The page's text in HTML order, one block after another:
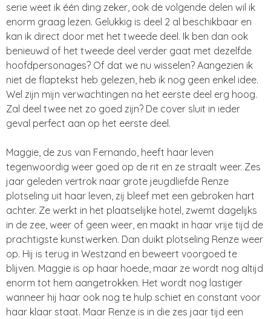
serie weet ik één ding zeker, ook de volgende delen wil ik
enorm graag lezen. Gelukkig is deel 2 al beschikbaar en
kan ik direct door met het tweede deel. Ik ben dan ook
benieuwd of het tweede deel verder gaat met dezelfde
hoofdpersonages? Of dat we nu wisselen? Aangezien ik
niet de flaptekst heb gelezen, heb ik nog geen enkel idee.
Wel zijn mijn verwachtingen na het eerste deel erg hoog.
Zal deel twee net zo goed zijn? De cover sluit in ieder
geval perfect aan op het eerste deel.
Maggie, de zus van Fernando, heeft haar leven
tegenwoordig weer goed op de rit en ze straalt weer. Zes
jaar geleden vertrok naar grote jeugdliefde Renze
plotseling uit haar leven, zij bleef met een gebroken hart
achter. Ze werkt in het plaatselijke hotel, zwemt dagelijks
in de zee, weer of geen weer, en maakt in haar vrije tijd de
prachtigste kunstwerken. Dan duikt plotseling Renze weer
op. Hij is terug in Westzand en beweert voorgoed te
blijven. Maggie is op haar hoede, maar ze wordt nog altijd
enorm tot hem aangetrokken. Het wordt nog lastiger
wanneer hij haar ook nog te hulp schiet en constant voor
haar klaar staat. Maar Renze is in die zes jaar tijd een